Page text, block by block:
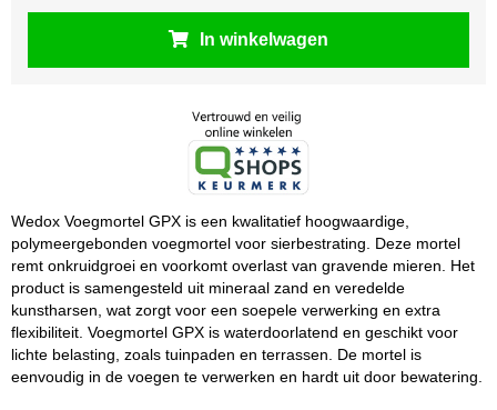
In winkelwagen
Wedox Voegmortel GPX is een kwalitatief hoogwaardige,
polymeergebonden voegmortel voor sierbestrating. Deze mortel
remt onkruidgroei en voorkomt overlast van gravende mieren. Het
product is samengesteld uit mineraal zand en veredelde
kunstharsen, wat zorgt voor een soepele verwerking en extra
flexibiliteit. Voegmortel GPX is waterdoorlatend en geschikt voor
lichte belasting, zoals tuinpaden en terrassen. De mortel is
eenvoudig in de voegen te verwerken en hardt uit door bewatering.